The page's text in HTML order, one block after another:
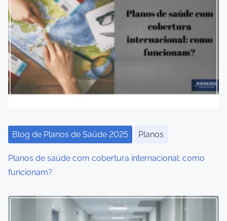
Blog de Planos de Saúde 2025 Planos
Planos de saúde com cobertura internacional: como
funcionam?